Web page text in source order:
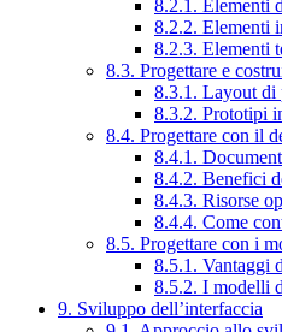
8.2.1. Elementi
8.2.2. Elementi
8.2.3. Elementi
8.3. Progettare e
8.3.1. Layout di
8.3.2. Prototipi
8.4. Progettare con il
8.4.1.
8.4.2. Benefici
8.4.3. Risorse
8.4.4. Come
8.5. Progettare con i
8.5.1. Vantaggi
8.5.2. I modelli
9. Sviluppo dell’interfaccia